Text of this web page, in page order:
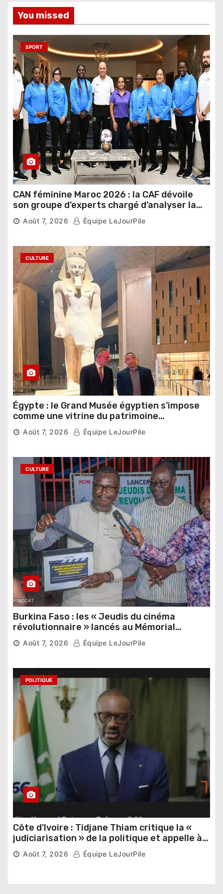
You missed
SPORT
CAN féminine Maroc 2026 : la CAF dévoile
son groupe d’experts chargé d’analyser la
compétition
Août 7, 2026 Équipe LeJourPile
CULTURE
Égypte : le Grand Musée égyptien s’impose
comme une vitrine du patrimoine
pharaonique auprès des dirigeants
étrangers
Août 7, 2026 Équipe LeJourPile
CULTURE
Burkina Faso : les « Jeudis du cinéma
révolutionnaire » lancés au Mémorial
Thomas Sankara
Août 7, 2026 Équipe LeJourPile
POLITIQUE
Côte d’Ivoire : Tidjane Thiam critique la «
judiciarisation » de la politique et appelle à
poursuivre l’apaisement
Août 7, 2026 Équipe LeJourPile